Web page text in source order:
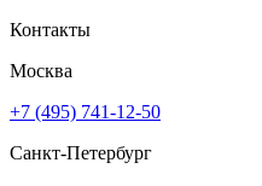
Контакты
Москва
+7 (495) 741-12-50
Санкт-Петербург